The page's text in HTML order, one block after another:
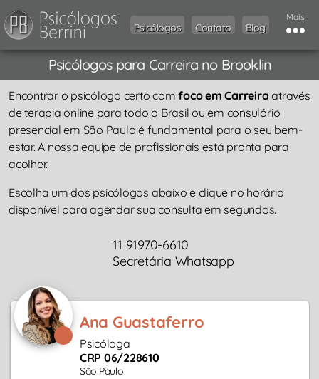
Psicólogos Contato Blog
Mais
Psicólogos para Carreira no Brooklin
Encontrar o psicólogo certo comfoco em Carreira através
de terapia online para todo o Brasil ou em consulório
presencial em São Paulo é fundamental para o seu bem-
estar. A nossa equipe de profissionais está pronta para
acolher.
Escolha um dos psicólogos abaixo e clique no horário
disponível para agendar sua consulta em segundos.
11 91970-6610
Secretária Whatsapp
Ana Guastaferro
Psicóloga
CRP 06/228610
São Paulo